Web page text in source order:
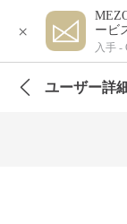
×
ービ
入手 -
ユーザー詳